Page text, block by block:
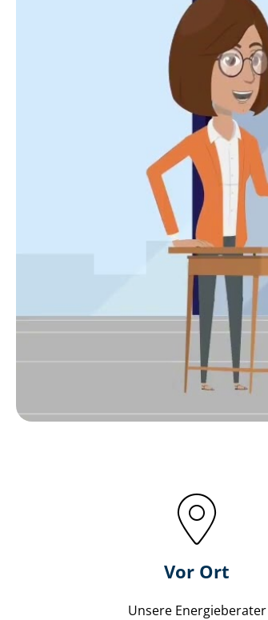
Vor Ort
Unsere Energieberater